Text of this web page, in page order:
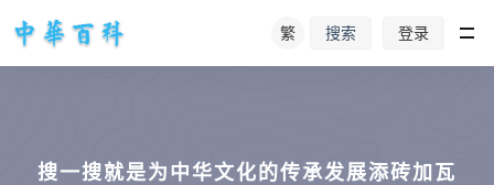
繁 搜索 登录
搜一搜就是为中华文化的传承发展添砖加瓦